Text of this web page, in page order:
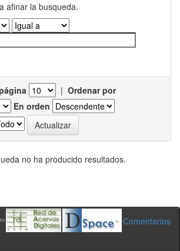
afinar la busqueda.
| Ordenar por
En orden
no ha producido resultados.
Comentarios